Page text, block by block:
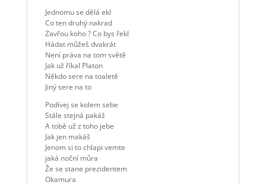
Jednomu se dělá ekl
Co ten druhý nakrad
Zavřou koho ? Co bys řekl
Hádat můžeš dvakrát
Není práva na tom světě
Jak už říkal Platon
Někdo sere na toaletě
Jiný sere na to
Podívej se kolem sebe
Stále stejná pakáž
A tobě už z toho jebe
Jak jen makáš
Jenom si to chlapi vemte
jaká noční můra
Že se stane prezidentem
Okamura